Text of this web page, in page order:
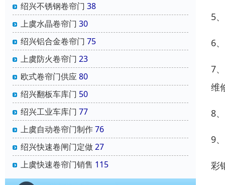
绍兴不锈钢卷帘门 38
上虞水晶卷帘门 30
绍兴铝合金卷帘门 75
上虞防火卷帘门 23
欧式卷帘门供应80
绍兴翻板车库门 50
绍兴工业车库门 77
上虞自动卷帘门制作76
绍兴快速卷闸门定做27
上虞快速卷帘门销售 115
5
6
7
维
8
9
彩